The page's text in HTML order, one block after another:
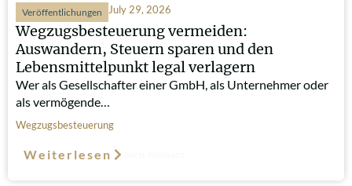
Veröffentlichungen July 29, 2026
Wegzugsbesteuerung vermeiden:
Auswandern, Steuern sparen und den
Lebensmittelpunkt legal verlagern
Wer als Gesellschafter einer GmbH, als Unternehmer oder
als vermögende…
Wegzugsbesteuerung
Weiterlesen